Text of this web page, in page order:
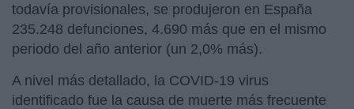
todavía provisionales, se produjeron en España
235.248 defunciones, 4.690 más que en el mismo
periodo del año anterior (un 2,0% más).
A nivel más detallado, la COVID-19 virus
identificado fue la causa de muerte más frecuente